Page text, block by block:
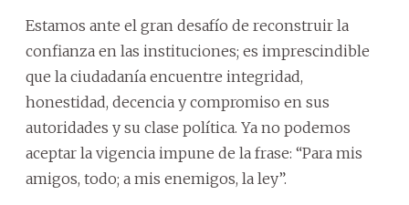
Estamos ante el gran desafío de reconstruir la
confianza en las instituciones; es imprescindible
que la ciudadanía encuentre integridad,
honestidad, decencia y compromiso en sus
autoridades y su clase política. Ya no podemos
aceptar la vigencia impune de la frase: “Para mis
amigos, todo; a mis enemigos, la ley”.